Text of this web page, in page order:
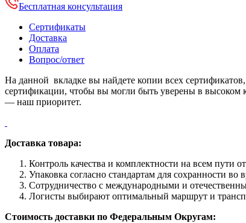
металлический,
1.25м,
Порошковое
покрытие,
RAL
8019
(Серо-
коричневый)
Бесплатная консультация
Сертификаты
Доставка
Оплата
Вопрос/ответ
На данной вкладке вы найдете копии всех
сертификации, чтобы вы могли быть уверены в высоком
— наш приоритет.
Доставка товара:
Контроль качества и комплектности на всем пути
Упаковка согласно стандартам для сохранности во
Сотрудничество с международными и
Логисты выбирают оптимальный маршрут и
Стоимость доставки по Федеральным Округам: